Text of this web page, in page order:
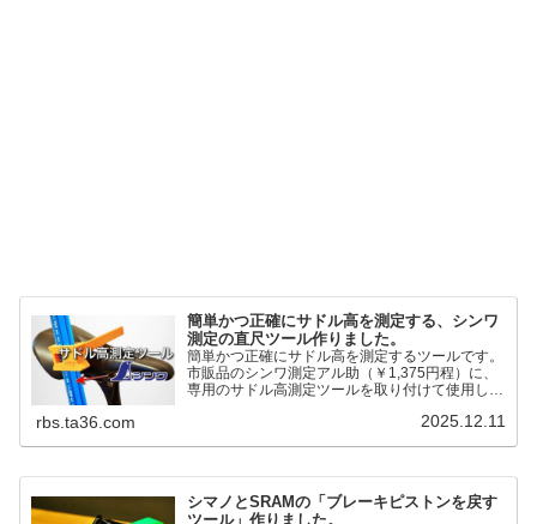
簡単かつ正確にサドル高を測定する、シンワ
測定の直尺ツール作りました。
簡単かつ正確にサドル高を測定するツールです。
市販品のシンワ測定アル助（￥1,375円程）に、
専用のサドル高測定ツールを取り付けて使用しま
るようになりました。シンワ測定(Shinwa
Sokutei)￥1,375Amazon.c...
rbs.ta36.com 2025.12.11
シマノとSRAMの「ブレーキピストンを戻す
ツール」作りました。